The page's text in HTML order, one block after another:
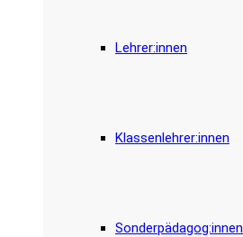
Lehrer:innen
Klassenlehrer:innen
Sonderpädagog:innen